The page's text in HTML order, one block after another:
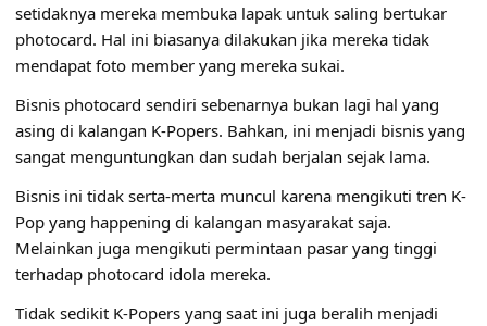
setidaknya mereka membuka lapak untuk saling bertukar
photocard. Hal ini biasanya dilakukan jika mereka tidak
mendapat foto member yang mereka sukai.
Bisnis photocard sendiri sebenarnya bukan lagi hal yang
asing di kalangan K-Popers. Bahkan, ini menjadi bisnis yang
sangat menguntungkan dan sudah berjalan sejak lama.
Bisnis ini tidak serta-merta muncul karena mengikuti tren K-
Pop yang happening di kalangan masyarakat saja.
Melainkan juga mengikuti permintaan pasar yang tinggi
terhadap photocard idola mereka.
Tidak sedikit K-Popers yang saat ini juga beralih menjadi